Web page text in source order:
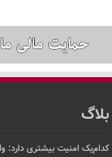
بلاگ
کدام‌یک امنیت بیشتری دارد: